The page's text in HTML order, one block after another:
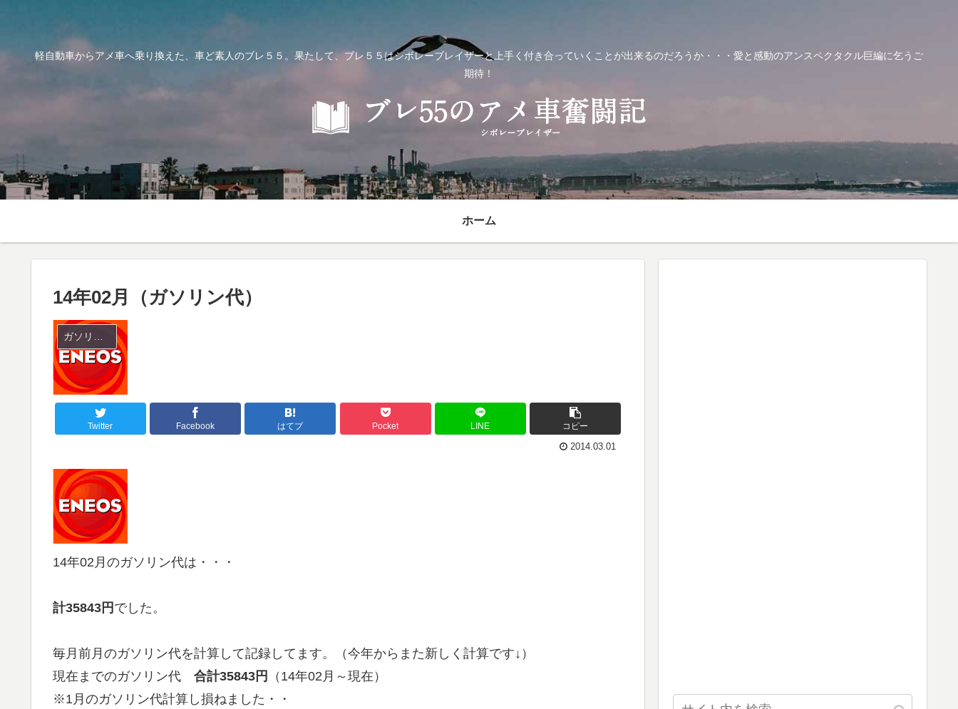
軽自動車からアメ車へ乗り換えた、車ど素人のブレ５５。果たして、ブレ５５はシボレーブレイザーと上手く付き合っていくことが出来るのだろうか・・・愛と感動のアンスペクタクル巨編に乞うご
期待！
ホーム
14年02月（ガソリン代）
Twitter Facebook はてブ Pocket LINE コピー
2014.03.01
14年02月のガソリン代は・・・
計35843円 でした。
毎月前月のガソリン代を計算して記録してます。（今年からまた新しく計算です↓）
現在までのガソリン代 合計35843円
（14年02月～現在）
※1月のガソリン代計算し損ねました・・